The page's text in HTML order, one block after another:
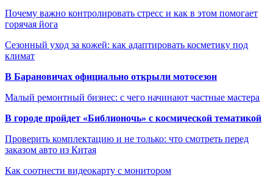
Почему важно контролировать стресс и как в этом помогает
горячая йога
Сезонный уход за кожей: как адаптировать косметику под
климат
В Барановичах официально открыли мотосезон
Малый ремонтный бизнес: с чего начинают частные мастера
В городе пройдет «Библионочь» с космической тематикой
Проверить комплектацию и не только: что смотреть перед
заказом авто из Китая
Как соотнести видеокарту с монитором